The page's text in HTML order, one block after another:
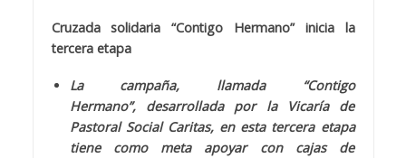
Cruzada solidaria “Contigo Hermano” inicia la
tercera etapa
La campaña, llamada “Contigo
Hermano”, desarrollada por la Vicaría de
Pastoral Social Caritas, en esta tercera etapa
tiene como meta apoyar con cajas de